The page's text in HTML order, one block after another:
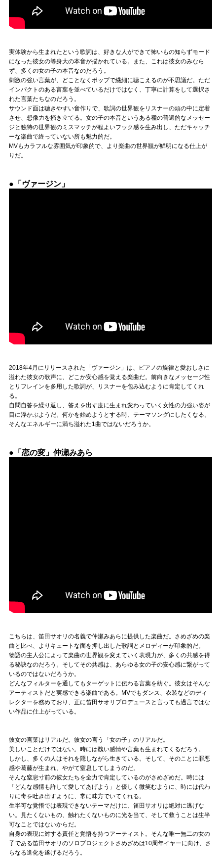
実体験から生まれたという歌詞は、好きな人ができて怖いもの知らずモード
になった彼女の等身大の本音が描かれている。また、これは彼女のみなら
ず、多くの女の子の本音なのだろう。
刺激の強い言葉が、どことなくポップで繊細に聴こえるのが不思議だ。ただ
インパクトのある言葉を並べているだけではなく、丁寧に計算をして選択さ
れた言葉たちなのだろう。
サウンド面は聴きやすい音作りで、歌詞の世界観をリスナーの頭の中に定着
させ、想像力を掻き立てる。女の子の本音というある種の普遍的なメッセー
ジと独特の世界観のミスマッチが程よいフック感を生み出し、ただキャッチ
ーな楽曲で終っていない所も魅力的だ。
MVもカラフルな雰囲気が印象的で、より楽曲の世界観が鮮明になる仕上が
りだ。
●「ヴァージン」
2018年4月にリリースされた「ヴァージン」は、ピアノの旋律と愛おしさに
溢れた彼女の歌声に、どこか安心感を覚える楽曲だ。前向きなメッセージ性
とリフレインを多用した歌詞が、リスナーを包み込むように肯定してくれ
る。
自問自答を繰り返し、答えを出す度に生まれ変わっていく女性の力強い姿が
目に浮かぶようだ。何かを始めようとする時、テーマソングにしたくなる。
そんなエネルギーに満ち溢れた1曲ではないだろうか。
●「恋の変」仲瀬みあら
こちらは、笛田サオリの名義で仲瀬みあらに提供した楽曲だ。さめざめの楽
曲と比べ、よりキュートな面を押し出した歌詞とメロディーが印象的だ。
物語の主人公によって楽曲の世界観を変えていく表現力が、多くの共感を得
る秘訣なのだろう。そしてその共感は、あらゆる女の子の安心感に繋がって
いるのではないだろうか。
どんなフィルターを通してもターゲットに伝わる言葉を紡ぐ。彼女はそんな
アーティストだと実感できる楽曲である。MVでもダンス、衣装などのディ
レクターを務めており、正に笛田サオリプロデュースと言っても過言ではな
い作品に仕上がっている。
彼女の言葉はリアルだ。彼女の言う「女の子」のリアルだ。
美しいことだけではない。時には醜い感情や言葉も生まれてくるだろう。
しかし、多くの人はそれを隠しながら生きている。そして、そのことに罪悪
感や葛藤が生まれ、やがて窒息してしまうのだ。
そんな窒息寸前の彼女たちを全力で肯定しているのがさめざめだ。時には
「どんな感情も許して愛してあげよう」と優しく微笑むように、時には代わ
りに毒を吐き出すように、常に味方でいてくれる。
生半可な覚悟では表現できないテーマだけに、笛田サオリは絶対に逃げな
い。見たくないもの、触れたくないものに光を当て、そして救うことは生半
可なことではないからだ。
自身の表現に対する責任と覚悟を持つアーティスト。そんな唯一無二の女の
子である笛田サオリのソロプロジェクトさめざめは10周年イヤーに向け、さ
らなる進化を遂げるだろう。